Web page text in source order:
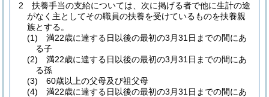
2
扶養手当の支給については、次に掲げる者で他に生計の途
がなく主としてその職員の扶養を受けているものを扶養親
族とする。
(1)
満22歳に達する日以後の最初の3月31日までの間にあ
る子
(2)
満22歳に達する日以後の最初の3月31日までの間にあ
る孫
(3)
60歳以上の父母及び祖父母
(4)
満22歳に達する日以後の最初の3月31日までの間にあ